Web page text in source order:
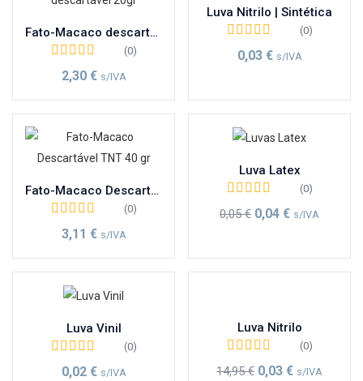
Fato-Macaco descartável | TNT | 20gr
(0)
2,30 € s/IVA
Luva Nitrilo | Sintética
(0)
0,03 € s/IVA
Fato-Macaco Descartável | 40gr
(0)
3,11 € s/IVA
Luva Latex
(0)
0,05€ 0,04 € s/IVA
Luva Vinil
(0)
0,02 € s/IVA
Luva Nitrilo
(0)
14,95€ 0,03 € s/IVA